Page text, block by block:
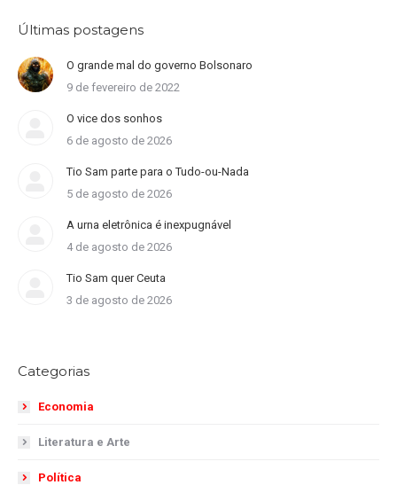
Últimas postagens
O grande mal do governo Bolsonaro
9 de fevereiro de 2022
O vice dos sonhos
6 de agosto de 2026
Tio Sam parte para o Tudo-ou-Nada
5 de agosto de 2026
A urna eletrônica é inexpugnável
4 de agosto de 2026
Tio Sam quer Ceuta
3 de agosto de 2026
Categorias
Economia
Literatura e Arte
Política